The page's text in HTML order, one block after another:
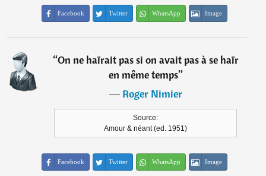
Facebook Twitter WhatsApp Image
“On ne haïrait pas si on avait pas à se haïr
en même temps”
―Roger Nimier
Source:
Amour & néant (ed. 1951)
Facebook Twitter WhatsApp Image